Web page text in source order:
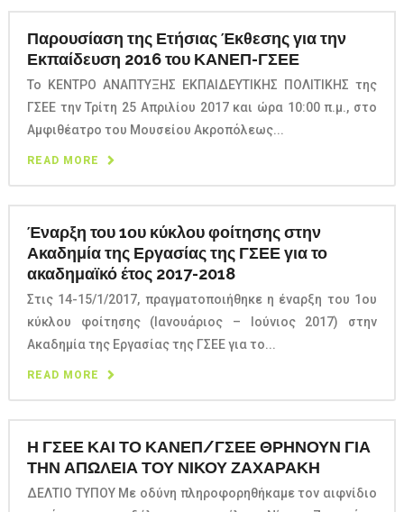
Παρουσίαση της Ετήσιας Έκθεσης για την
Εκπαίδευση 2016 του ΚΑΝΕΠ-ΓΣΕΕ
Το ΚΕΝΤΡΟ ΑΝΑΠΤΥΞΗΣ ΕΚΠΑΙΔΕΥΤΙΚΗΣ ΠΟΛΙΤΙΚΗΣ της
ΓΣΕΕ την Τρίτη 25 Απριλίου 2017 και ώρα 10:00 π.μ., στο
Αμφιθέατρο του Μουσείου Ακροπόλεως...
READ MORE
Έναρξη του 1ου κύκλου φοίτησης στην
Ακαδημία της Εργασίας της ΓΣΕΕ για το
ακαδημαϊκό έτος 2017-2018
Στις 14-15/1/2017, πραγματοποιήθηκε η έναρξη του 1ου
κύκλου φοίτησης (Ιανουάριος – Ιούνιος 2017) στην
Ακαδημία της Εργασίας της ΓΣΕΕ για το...
READ MORE
Η ΓΣΕΕ ΚΑΙ ΤΟ ΚΑΝΕΠ/ΓΣΕΕ ΘΡΗΝΟΥΝ ΓΙΑ
ΤΗΝ ΑΠΩΛΕΙΑ ΤΟΥ ΝΙΚΟΥ ΖΑΧΑΡΑΚΗ
ΔΕΛΤΙΟ ΤΥΠΟΥ Με οδύνη πληροφορηθήκαμε τον αιφνίδιο